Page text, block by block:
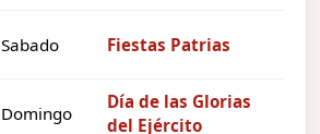
Sabado Fiestas Patrias
Domingo
Día de las Glorias
del Ejército